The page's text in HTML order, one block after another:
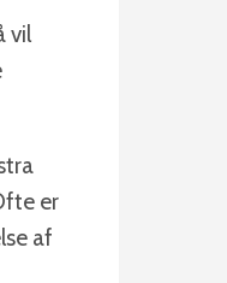
vil
er
af